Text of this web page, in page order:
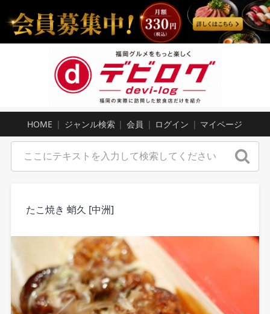
HOME ジャンル検索 会員 ログイン マイページ
たこ焼き 蛸久 [中洲]